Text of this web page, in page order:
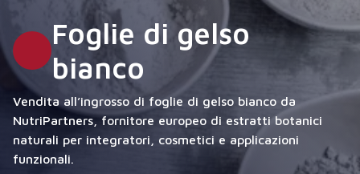
Foglie di gelso
bianco
Vendita all’ingrosso di foglie di gelso bianco da
NutriPartners, fornitore europeo di estratti botanici
naturali per integratori, cosmetici e applicazioni
funzionali.